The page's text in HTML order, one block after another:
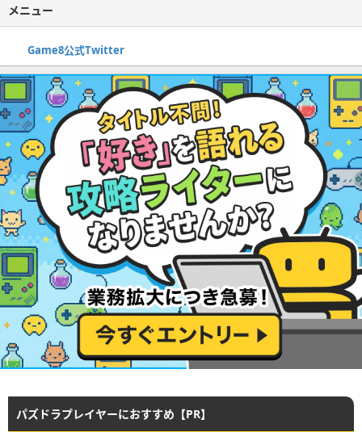
メニュー
Game8公式Twitter
パズドラプレイヤーにおすすめ【PR】